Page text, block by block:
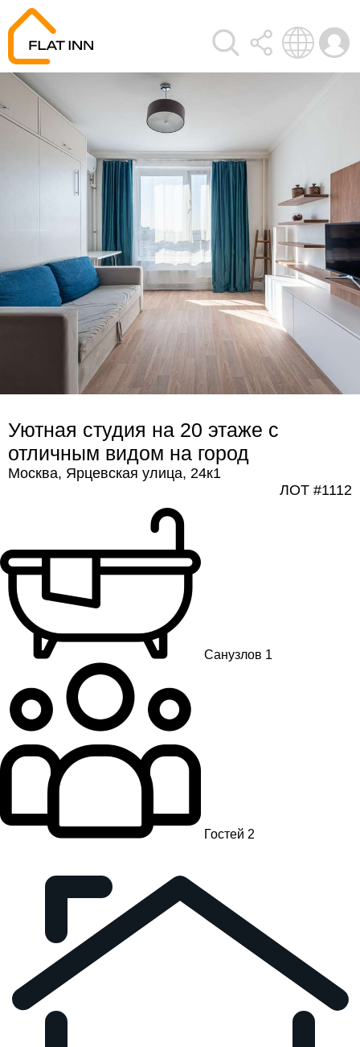
Уютная студия на 20 этаже с
отличным видом на город
Москва, Ярцевская улица, 24к1
ЛОТ #1112
Санузлов 1
Гостей 2